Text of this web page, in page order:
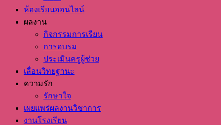
ห้องเรียนออนไลน์
ผลงาน
กิจกรรมการเรียน
การอบรม
ประเมินครูผู้ช่วย
เลื่อนวิทยฐานะ
ความรัก
รักษาใจ
เผยแพร่ผลงานวิชาการ
งานโรงเรียน